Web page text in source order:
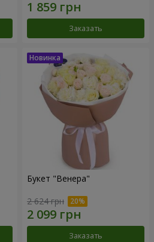
Заказать
Букет "Венера"
2 624 грн
Заказать